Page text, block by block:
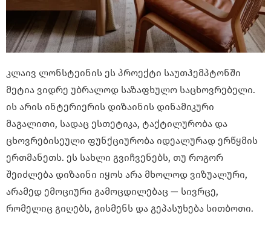
კლაივ ლონსტეინის ეს პროექტი საუთჰემპტონში
მეტია ვიდრე უბრალოდ საზაფხულო საცხოვრებელი.
ის არის ინტერიერის დიზაინის დინამიკური
მაგალითი, სადაც ესთეტიკა, ტაქტილურობა და
ცხოვრებისეული ფუნქციურობა იდეალურად ერწყმის
ერთმანეთს. ეს სახლი გვიჩვენებს, თუ როგორ
შეიძლება დიზაინი იყოს არა მხოლოდ ვიზუალური,
არამედ ემოციური გამოცდილებაც — სივრცე,
რომელიც გიღებს, გისმენს და გეპასუხება სითბოთი.